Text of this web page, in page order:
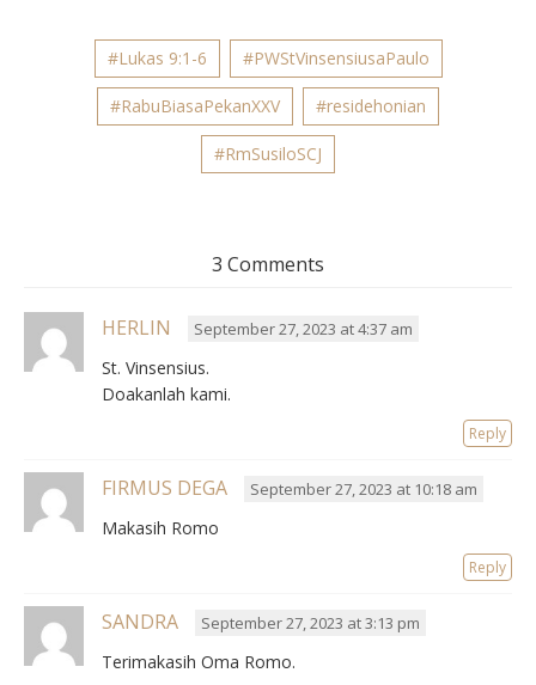
#Lukas 9:1-6 #PWStVinsensiusaPaulo
#RabuBiasaPekanXXV #residehonian
#RmSusiloSCJ
3 Comments
HERLIN September 27, 2023 at 4:37 am
St. Vinsensius.
Doakanlah kami.
Reply
FIRMUS DEGA September 27, 2023 at 10:18 am
Makasih Romo
Reply
SANDRA September 27, 2023 at 3:13 pm
Terimakasih Oma Romo.